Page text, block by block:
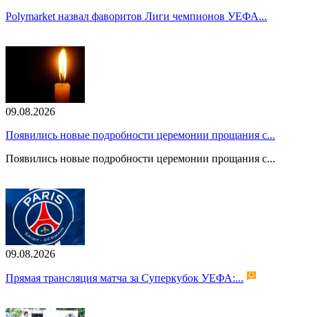
Polymarket назвал фаворитов Лиги чемпионов УЕФА...
09.08.2026
Появились новые подробности церемонии прощания с...
Появились новые подробности церемонии прощания с...
09.08.2026
Прямая трансляция матча за Суперкубок УЕФА:...